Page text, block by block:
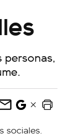
personas,